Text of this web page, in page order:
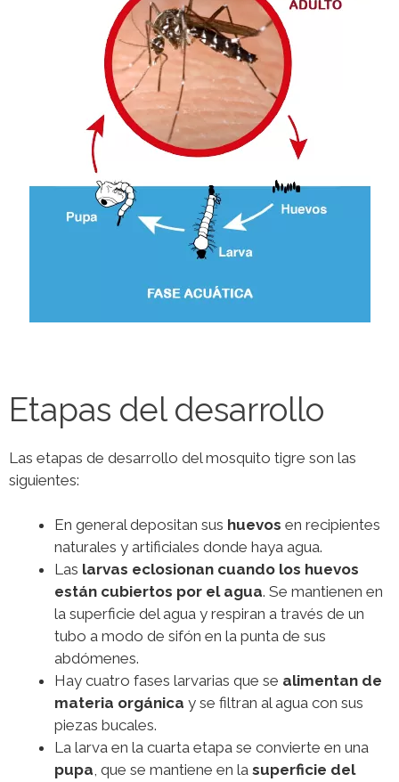
Etapas del desarrollo
Las etapas de desarrollo del mosquito tigre son las
siguientes:
En general depositan sus huevos en recipientes
naturales y artificiales donde haya agua.
Las larvas eclosionan cuando los huevos
están cubiertos por el agua. Se mantienen en
la superficie del agua y respiran a través de un
tubo a modo de sifón en la punta de sus
abdómenes.
Hay cuatro fases larvarias que se alimentan de
materia orgánica y se filtran al agua con sus
piezas bucales.
La larva en la cuarta etapa se convierte en una
pupa, que se mantiene en la superficie del